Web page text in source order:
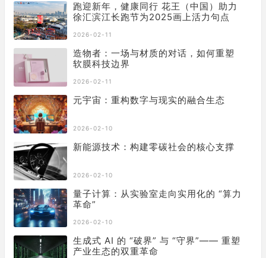
跑迎新年，健康同行 花王（中国）助力
徐汇滨江长跑节为2025画上活力句点
2026-02-11
造物者：一场与材质的对话，如何重塑
软膜科技边界
2026-02-11
元宇宙：重构数字与现实的融合生态
2026-02-10
新能源技术：构建零碳社会的核心支撑
2026-02-10
量子计算：从实验室走向实用化的 “算力
革命”
2026-02-10
生成式 AI 的 “破界” 与 “守界”—— 重塑
产业生态的双重革命